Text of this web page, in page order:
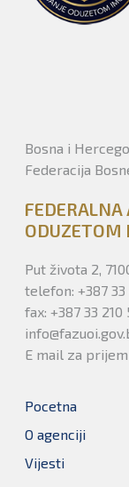
Bosna i
Federacija
FEDERALNA
Put života 2,
telefon: +387 33
fax: +387 33 210
E mail za
Pocetna
O agenciji
Vijesti